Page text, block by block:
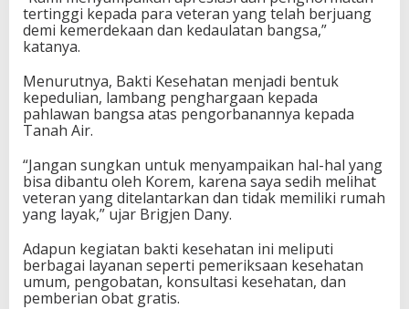
tertinggi kepada para veteran yang telah berjuang
demi kemerdekaan dan kedaulatan bangsa,”
katanya.
Menurutnya, Bakti Kesehatan menjadi bentuk
kepedulian, lambang penghargaan kepada
pahlawan bangsa atas pengorbanannya kepada
Tanah Air.
“Jangan sungkan untuk menyampaikan hal-hal yang
bisa dibantu oleh Korem, karena saya sedih melihat
veteran yang ditelantarkan dan tidak memiliki rumah
yang layak,” ujar Brigjen Dany.
Adapun kegiatan bakti kesehatan ini meliputi
berbagai layanan seperti pemeriksaan kesehatan
umum, pengobatan, konsultasi kesehatan, dan
pemberian obat gratis.